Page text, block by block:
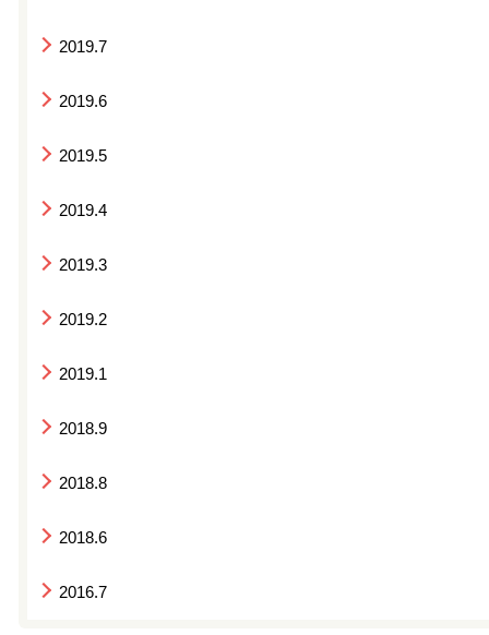
2019.7
2019.6
2019.5
2019.4
2019.3
2019.2
2019.1
2018.9
2018.8
2018.6
2016.7